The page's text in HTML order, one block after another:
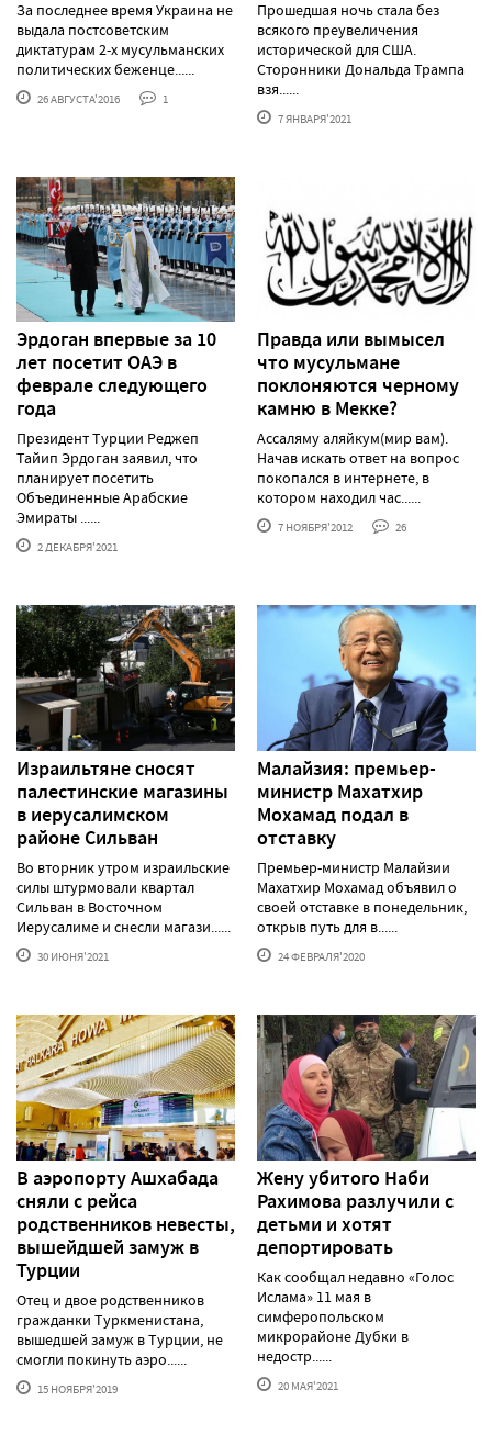
За последнее время Украина не
выдала постсоветским
диктатурам 2-х мусульманских
политических беженце......
26 АВГУСТА'2016 1
Прошедшая ночь стала без
всякого преувеличения
исторической для США.
Сторонники Дональда Трампа
взя......
7 ЯНВАРЯ'2021
Эрдоган впервые за 10
лет посетит ОАЭ в
феврале следующего
года
Президент Турции Реджеп
Тайип Эрдоган заявил, что
планирует посетить
Объединенные Арабские
Эмираты ......
2 ДЕКАБРЯ'2021
Правда или вымысел
что мусульмане
поклоняются черному
камню в Мекке?
Ассаляму аляйкум(мир вам).
Начав искать ответ на вопрос
покопался в интернете, в
котором находил час......
7 НОЯБРЯ'2012 26
Израильтяне сносят
палестинские магазины
в иерусалимском
районе Сильван
Во вторник утром израильские
силы штурмовали квартал
Сильван в Восточном
Иерусалиме и снесли магази......
30 ИЮНЯ'2021
Малайзия: премьер-
министр Махатхир
Мохамад подал в
отставку
Премьер-министр Малайзии
Махатхир Мохамад объявил о
своей отставке в понедельник,
открыв путь для в......
24 ФЕВРАЛЯ'2020
В аэропорту Ашхабада
сняли с рейса
родственников невесты,
вышейдшей замуж в
Турции
Отец и двое родственников
гражданки Туркменистана,
вышедшей замуж в Турции, не
смогли покинуть аэро......
15 НОЯБРЯ'2019
Жену убитого Наби
Рахимова разлучили с
детьми и хотят
депортировать
Как сообщал недавно «Голос
Ислама» 11 мая в
симферопольском
микрорайоне Дубки в
недостр......
20 МАЯ'2021